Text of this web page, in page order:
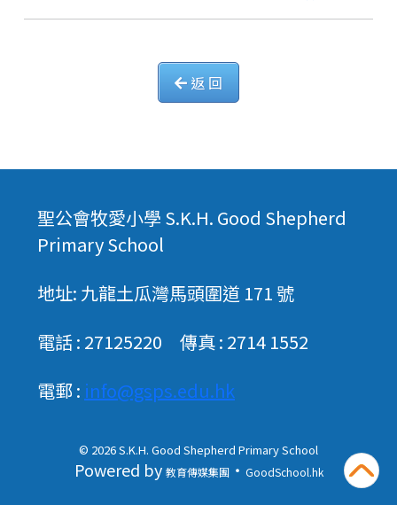
返 回
聖公會牧愛小學 S.K.H. Good Shepherd
Primary School
地址: 九龍土瓜灣馬頭圍道 171 號
電話 : 27125220 傳真 : 2714 1552
電郵 : info@gsps.edu.hk
© 2026S.K.H. Good Shepherd Primary School
Powered by 教育傳媒集團 ‧ GoodSchool.hk